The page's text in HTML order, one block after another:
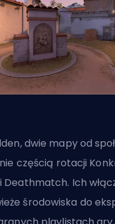
dwie mapy od
częścią rotacji
Deathmatch. Ich
środowiska do